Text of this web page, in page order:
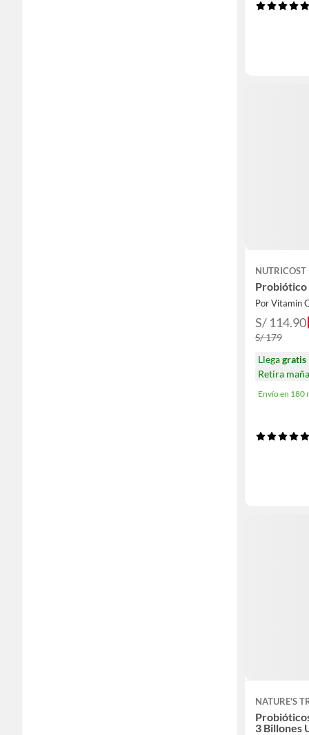
NUTRICOST
Probiótico
Por Vitamin
S/ 114.90
S/ 179
Llegagratis
Retira
Envío en 180
NATURE'S
3 Billones